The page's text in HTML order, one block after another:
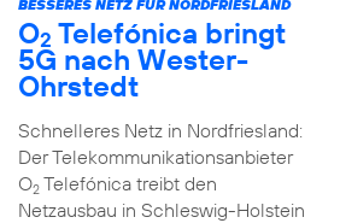
BESSERES NETZ FÜR NORDFRIESLAND
O2 Telefónica bringt
5G nach Wester-
Ohrstedt
Schnelleres Netz in Nordfriesland:
Der Telekommunikationsanbieter
O2Telefónica treibt den
Netzausbau in Schleswig-Holstein